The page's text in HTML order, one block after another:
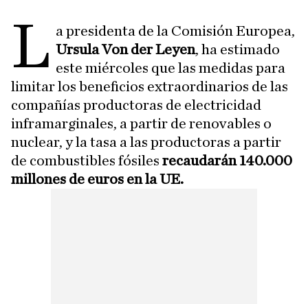
L a presidenta de la Comisión Europea,
Ursula Von der Leyen, ha estimado
este miércoles que las medidas para
limitar los beneficios extraordinarios de las
compañías productoras de electricidad
inframarginales, a partir de renovables o
nuclear, y la tasa a las productoras a partir
de combustibles fósiles recaudarán 140.000
millones de euros en la UE.